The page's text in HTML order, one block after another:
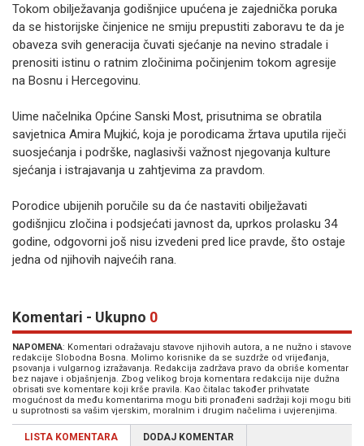
Tokom obilježavanja godišnjice upućena je zajednička poruka
da se historijske činjenice ne smiju prepustiti zaboravu te da je
obaveza svih generacija čuvati sjećanje na nevino stradale i
prenositi istinu o ratnim zločinima počinjenim tokom agresije
na Bosnu i Hercegovinu.
Uime načelnika Općine Sanski Most, prisutnima se obratila
savjetnica Amira Mujkić, koja je porodicama žrtava uputila riječi
suosjećanja i podrške, naglasivši važnost njegovanja kulture
sjećanja i istrajavanja u zahtjevima za pravdom.
Porodice ubijenih poručile su da će nastaviti obilježavati
godišnjicu zločina i podsjećati javnost da, uprkos prolasku 34
godine, odgovorni još nisu izvedeni pred lice pravde, što ostaje
jedna od njihovih najvećih rana.
Komentari - Ukupno 0
NAPOMENA: Komentari odražavaju stavove njihovih autora, a ne nužno i stavove
redakcije Slobodna Bosna. Molimo korisnike da se suzdrže od vrijeđanja,
psovanja i vulgarnog izražavanja. Redakcija zadržava pravo da obriše komentar
bez najave i objašnjenja. Zbog velikog broja komentara redakcija nije dužna
obrisati sve komentare koji krše pravila. Kao čitalac također prihvatate
mogućnost da među komentarima mogu biti pronađeni sadržaji koji mogu biti
u suprotnosti sa vašim vjerskim, moralnim i drugim načelima i uvjerenjima.
LISTA KOMENTARA DODAJ KOMENTAR